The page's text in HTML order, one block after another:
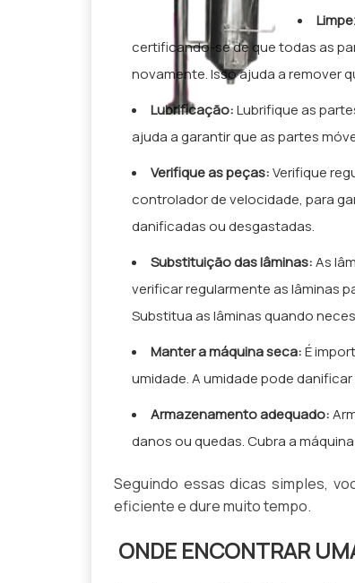
certificando-se de que todas as
novamente. Isso ajuda a remover
Lubrificação:Lubrifique as
ajuda a garantir que as partes
Verifique as peças:Verifique
controlador de velocidade, para
danificadas ou desgastadas.
Substituição das lâminas:As
verificar regularmente as lâminas
Substitua as lâminas quando
Manter a máquina seca:É
umidade. A umidade pode
Armazenamento adequado:
danos ou quedas. Cubra a
Seguindo essas dicas simples,
eficiente e dure muito tempo.
ONDE ENCONTRAR